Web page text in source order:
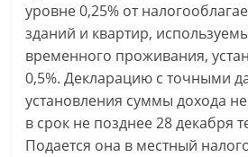
уровне 0,25% от
зданий и квартир,
временного проживания,
0,5%. Декларацию с точными
установления суммы дохода
в срок не позднее 28 декабря
Подается она в местный